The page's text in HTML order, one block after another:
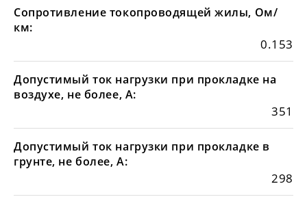
Сопротивление токопроводящей жилы, Ом/
км:
0.153
Допустимый ток нагрузки при прокладке на
воздухе, не более, А:
351
Допустимый ток нагрузки при прокладке в
грунте, не более, А:
298